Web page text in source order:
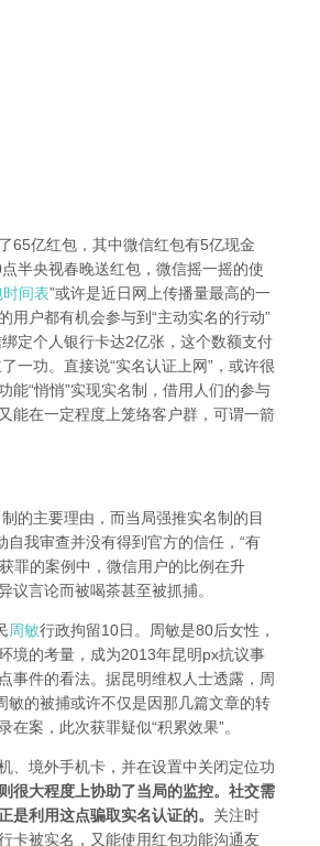
亿红包，其中微信红包有5亿现金
半央视春晚送红包，微信摇一摇的使
间表”或许是近日网上传播量最高的一
用户都有机会参与到“主动实名的行动”
定个人银行卡达2亿张，这个数额支付
一功。直接说“实名认证上网”，或许很
能“悄悄”实现实名制，借用人们的参与
能在一定程度上笼络客户群，可谓一箭
主要理由，而当局强推实名制的目
自我审查并没有得到官方的信任，“有
罪的案例中，微信用户的比例在升
言论而被喝茶甚至被抓捕。
周敏行政拘留10日。周敏是80后女性，
境的考量，成为2013年昆明px抗议事
事件的看法。据昆明维权人士透露，周
敏的被捕或许不仅是因那几篇文章的转
案，此次获罪疑似“积累效果”。
境外手机卡，并在设置中关闭定位功
很大程度上协助了当局的监控。社交需
利用这点骗取实名认证的。 关注时
卡被实名，又能使用红包功能沟通友